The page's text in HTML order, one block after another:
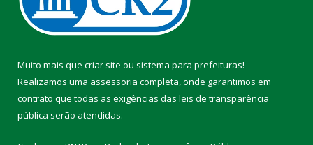
Muito mais que criar site ou sistema para prefeituras!
Realizamos uma assessoria completa, onde garantimos em
contrato que todas as exigências das leis de transparência
pública serão atendidas.